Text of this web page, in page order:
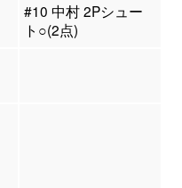
#10 中村 2Pシュー
ト○(2点)